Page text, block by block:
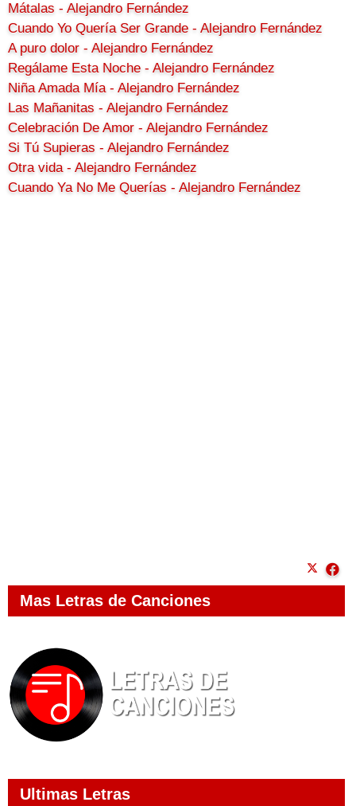
Mátalas - Alejandro Fernández
Cuando Yo Quería Ser Grande - Alejandro Fernández
A puro dolor - Alejandro Fernández
Regálame Esta Noche - Alejandro Fernández
Niña Amada Mía - Alejandro Fernández
Las Mañanitas - Alejandro Fernández
Celebración De Amor - Alejandro Fernández
Si Tú Supieras - Alejandro Fernández
Otra vida - Alejandro Fernández
Cuando Ya No Me Querías - Alejandro Fernández
Mas Letras de Canciones
Ultimas Letras